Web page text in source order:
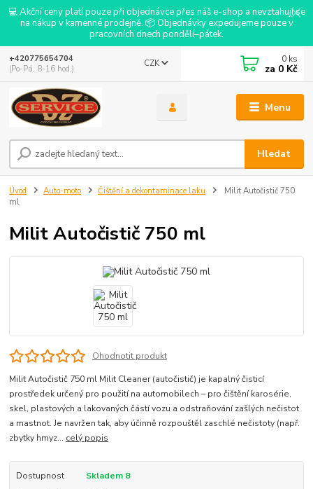
💻 Akční ceny platí pouze při objednávce přes náš e-shop a nevztahují se
na nákup v kamenné prodejně. 📦 Objednávky expedujeme pouze v
pracovních dnech pondělí–pátek.
Menu
CZK
Hledat
+420775654704
(Po-Pá, 8-16 hod.)
0 ks
za 0 Kč
Úvod Auto-moto Čištění a dekontaminace laku
Milit Autočistič 750
ml
Milit Autočistič 750 ml
Ohodnotit produkt
Milit Autočistič 750 ml Milit Cleaner (autočistič) je kapalný čisticí
prostředek určený pro použití na automobilech – pro čištění karosérie,
skel, plastových a lakovaných částí vozu a odstraňování zašlých nečistot
a mastnot. Je navržen tak, aby účinně rozpouštěl zaschlé nečistoty (např.
zbytky hmyz... celý popis
Dostupnost
Skladem 8